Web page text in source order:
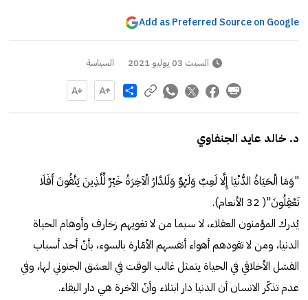
Add as Preferred Source on Google
السبت 03 يوليو 2021 السياسة
Share
د. خالد عايد الجنفاوي
"وَمَا الْحَيَاةُ الدُّنْيَا إِلَّا لَعِبٌ وَلَهْوٌ وَلَلدَّارُ الْآخِرَةُ خَيْرٌ لِّلَّذِينَ يَتَّقُونَ أَفَلَا
تَعْقِلُونَ"( 32 الأنعام).
يُدرك المؤمنون العقلاء، لا سيما من لا تغويهم زخارف وأوهام الحياة
الدنيا، ومن لا تقودهم أهواء أنفسهم الأمّارة بالسوء، بأنّ أحد أسباب
الفشل الأخلاقي في الحياة يتمثل غالب الوقت في العشق الجنوني لها، وفي
عدم تذكّر الانسان أن الدنيا دار ابتلاء وأنّ الآخرة هي دار البقاء.